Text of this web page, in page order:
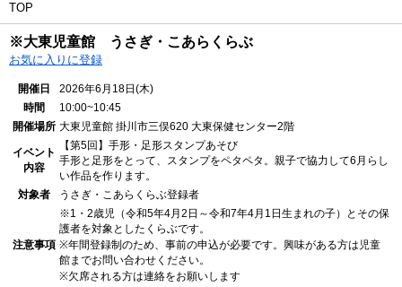
TOP
※大東児童館 うさぎ・こあらくらぶ
お気に入りに登録
開催日
2026年6月18日(木)
時間
10:00~10:45
開催場所 大東児童館 掛川市三俣620 大東保健センター2階
イベント
内容
【第5回】手形・足形スタンプあそび
手形と足形をとって、スタンプをペタペタ。親子で協力して6月らし
い作品を作ります。
対象者
うさぎ・こあらくらぶ登録者
注意事項
※1・2歳児（令和5年4月2日～令和7年4月1日生まれの子）とその保
護者を対象としたくらぶです。
※年間登録制のため、事前の申込が必要です。興味がある方は児童
館までお問い合わせください。
※欠席される方は連絡をお願いします